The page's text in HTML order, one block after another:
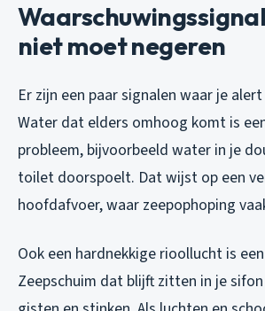
niet moet negeren
Er zijn een paar signalen waar je
Water dat elders omhoog komt is
probleem, bijvoorbeeld water in je
toilet doorspoelt. Dat wijst op een
hoofdafvoer, waar zeepophoping
Ook een hardnekkige rioollucht is
Zeepschuim dat blijft zitten in je